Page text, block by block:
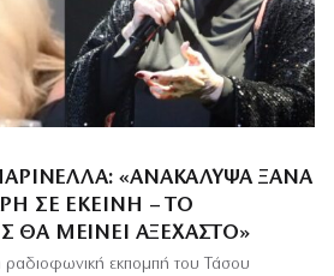
«ΑΝΑΚΆΛΥΨΑ ΞΑΝΆ
ΣΕ ΕΚΕΊΝΗ – ΤΟ
ΜΕΊΝΕΙ ΑΞΈΧΑΣΤΟ»
εκπομπή του Τάσου